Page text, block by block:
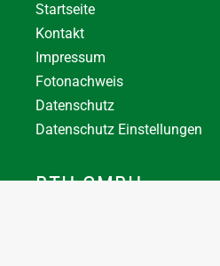
Startseite
Kontakt
Impressum
Fotonachweis
Datenschutz
Datenschutz Einstellungen
BTH GMBH